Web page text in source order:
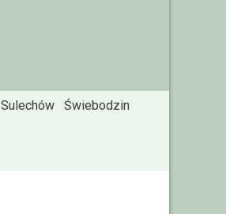
Sulechów
Świebodzin